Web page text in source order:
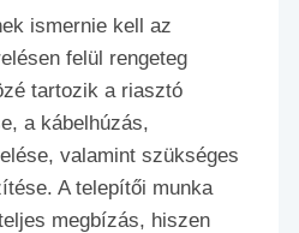
ismernie kell az
felül rengeteg
tartozik a riasztó
a kábelhúzás,
valamint szükséges
A telepítői munka
megbízás, hiszen